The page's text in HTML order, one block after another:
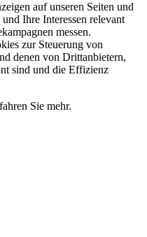
auf unseren Seiten und
Ihre Interessen relevant
messen.
zur Steuerung von
denen von Drittanbietern,
sind und die Effizienz
Sie mehr.